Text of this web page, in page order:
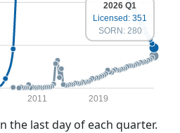
2011 2019
2026 Q1
Licensed: 351
SORN: 280
the last day of each quarter.